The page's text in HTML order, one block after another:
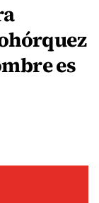
es